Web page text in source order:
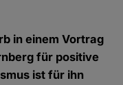
in einem Vortrag
für positive
ist für ihn